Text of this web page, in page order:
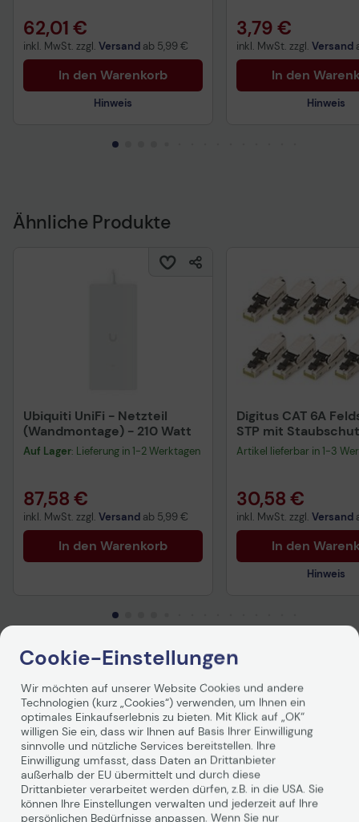
62,01 €
inkl. MwSt. zzgl. Versand ab 5,99 €
In den Warenkorb
Hinweis
3,79 €
inkl. MwSt. zzgl. Versand
In den
Hinweis
Ähnliche Produkte
Ubiquiti UniFi - Netzteil
(Wandmontage) - 210 Watt
Auf Lager: Lieferung in 1-2 Werktagen
87,58 €
inkl. MwSt. zzgl. Versand ab 5,99 €
In den Warenkorb
Digitus CAT 6A
STP mit
Knickschutz - 10
Artikel lieferbar in 1-3
30,58 €
inkl. MwSt. zzgl. Versand
In den
Hinweis
Produktbeschreibung
Allgemein
Gerätetyp
Power Injector - extern
Stromversorgungsgerät
Cookie-Einstellungen
Wir möchten auf unserer Website Cookies und andere
Technologien (kurz „Cookies“) verwenden, um Ihnen ein
optimales Einkaufserlebnis zu bieten. Mit Klick auf „OK“
willigen Sie ein, dass wir Ihnen auf Basis Ihrer Einwilligung
sinnvolle und nützliche Services bereitstellen. Ihre
Einwilligung umfasst, dass Daten an Drittanbieter
außerhalb der EU übermittelt und durch diese
Drittanbieter verarbeitet werden dürfen, z.B. in die USA. Sie
können Ihre Einstellungen verwalten und jederzeit auf Ihre
persönlichen Bedürfnisse anpassen. Wenn Sie nur